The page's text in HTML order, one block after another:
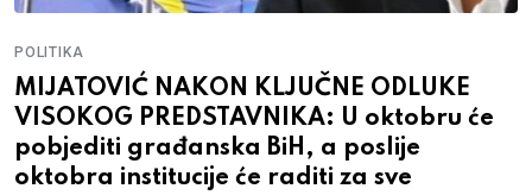
POLITIKA
MIJATOVIĆ NAKON KLJUČNE ODLUKE
VISOKOG PREDSTAVNIKA: U oktobru će
pobjediti građanska BiH, a poslije
oktobra institucije će raditi za sve